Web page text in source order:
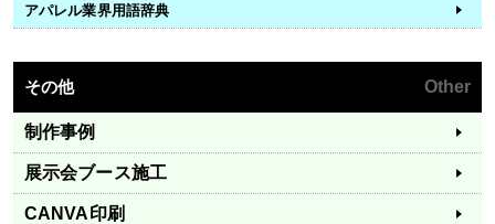
アパレル業界用語辞典
その他 Other
制作事例
展示会ブース施工
CANVA印刷